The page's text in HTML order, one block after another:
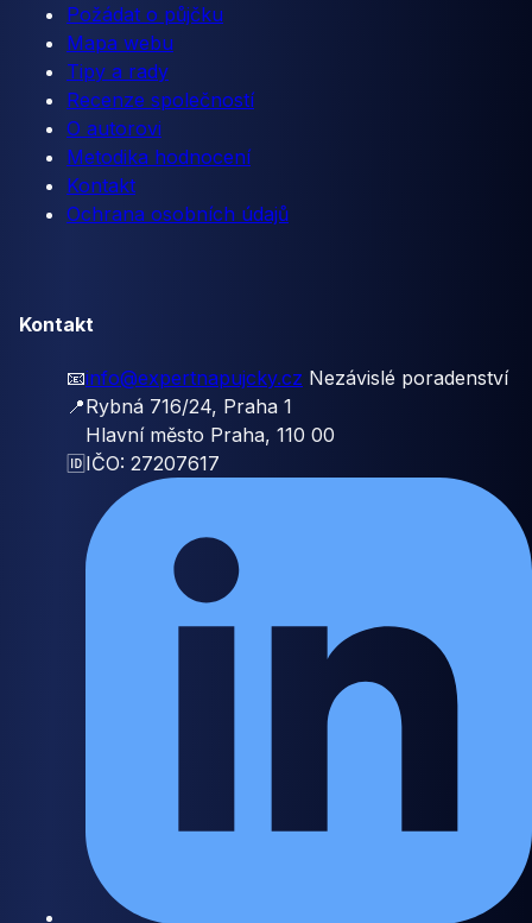
Požádat o půjčku
Mapa webu
Tipy a rady
Recenze společností
O autorovi
Metodika hodnocení
Kontakt
Ochrana osobních údajů
Kontakt
📧info@expertnapujcky.cz Nezávislé poradenství
📍Rybná 716/24, Praha 1
Hlavní město Praha, 110 00
🆔 IČO: 27207617